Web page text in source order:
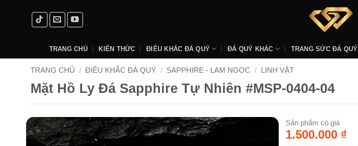
TRANG CHỦ KIẾN THỨC ĐIÊU KHẮC ĐÁ QUÝ ĐÁ QUÝ KHÁC TRANG SỨC ĐÁ QUÝ
TRANG CHỦ / ĐIÊU KHẮC ĐÁ QUÝ / SAPPHIRE - LAM NGỌC / LINH VẬT
Mặt Hồ Ly Đá Sapphire Tự Nhiên #MSP-0404-04
Sản phẩm có giá
1.500.000 ₫